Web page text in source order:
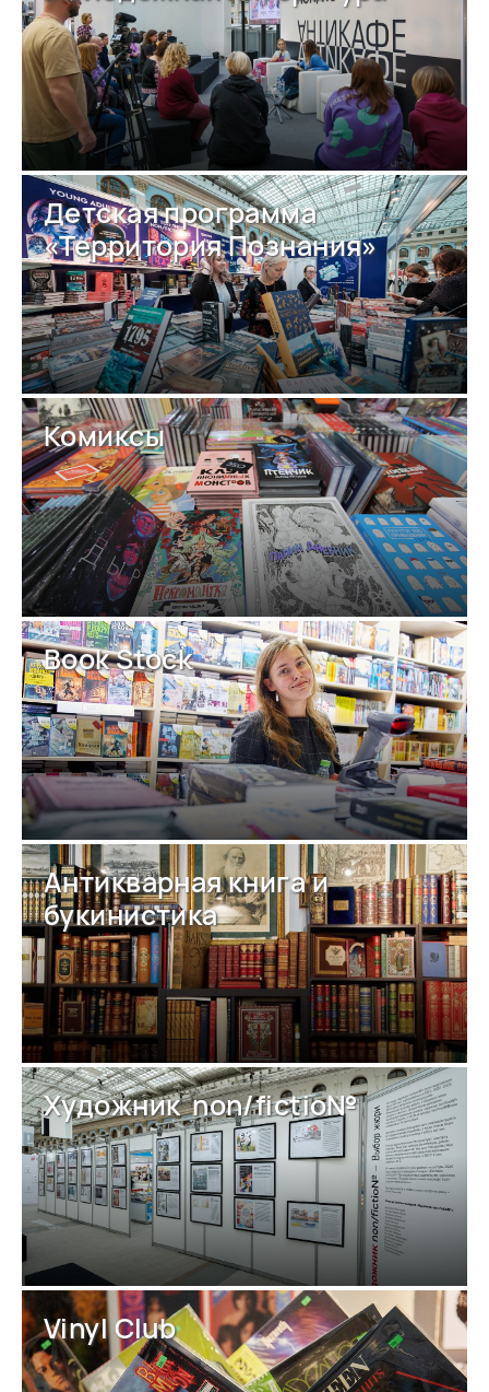
Детская программа
«Территория Познания»
Комиксы
Book Stock
Антикварная книга и
букинистика
Художник non/fictio№
Vinyl Club